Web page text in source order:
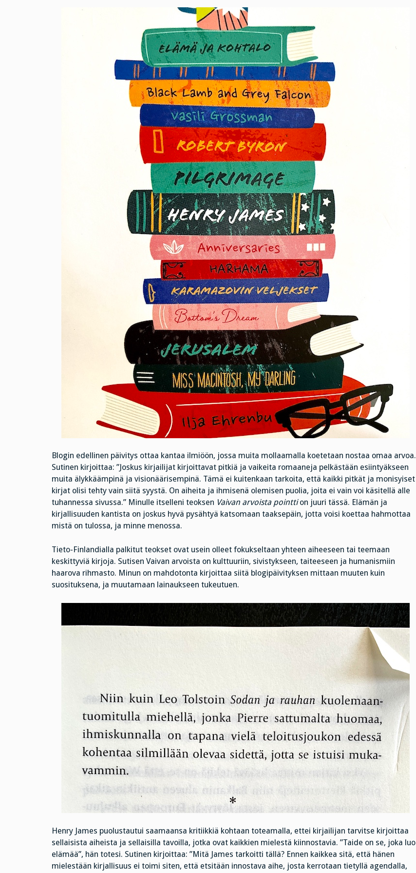
Blogin edellinen päivitys ottaa kantaa ilmiöön, jossa muita mollaamalla koetetaan nostaa omaa arvoa.
Sutinen kirjoittaa: ”Joskus kirjailijat kirjoittavat pitkiä ja vaikeita romaaneja pelkästään esiintyäkseen
muita älykkäämpinä ja visionäärisempinä. Tämä ei kuitenkaan tarkoita, että kaikki pitkät ja monisyiset
kirjat olisi tehty vain siitä syystä. On aiheita ja ihmisenä olemisen puolia, joita ei vain voi käsitellä alle
tuhannessa sivussa.” Minulle itselleni teoksen Vaivan arvoista pointtion juuri tässä. Elämän ja
kirjallisuuden kantista on joskus hyvä pysähtyä katsomaan taaksepäin, jotta voisi koettaa hahmottaa
mistä on tulossa, ja minne menossa.
Tieto-Finlandialla palkitut teokset ovat usein olleet fokukseltaan yhteen aiheeseen tai teemaan
keskittyviä kirjoja. Sutisen Vaivan arvoista on kulttuuriin, sivistykseen, taiteeseen ja humanismiin
haarova rihmasto. Minun on mahdotonta kirjoittaa siitä blogipäivityksen mittaan muuten kuin
suosituksena, ja muutamaan lainaukseen tukeutuen.
Henry James puolustautui saamaansa kritiikkiä kohtaan toteamalla, ettei kirjailijan tarvitse kirjoittaa
sellaisista aiheista ja sellaisilla tavoilla, jotka ovat kaikkien mielestä kiinnostavia. ”Taide on se, joka luo
elämää”, hän totesi. Sutinen kirjoittaa: ”Mitä James tarkoitti tällä? Ennen kaikkea sitä, että hänen
mielestään kirjallisuus ei toimi siten, että etsitään innostava aihe, josta kerrotaan tietyllä agendalla,